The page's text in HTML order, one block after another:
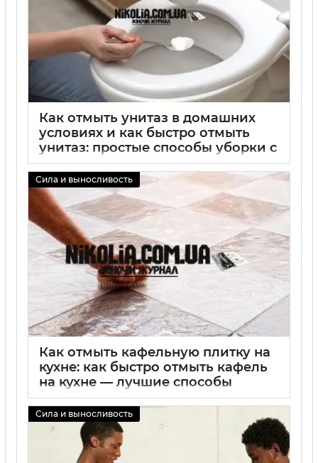
Как отмыть унитаз в домашних
условиях и как быстро отмыть
унитаз: простые способы уборки с
уксусом, содой и лимонной
кислотой
02 09 2025 0
Сила и выносливость
Как отмыть кафельную плитку на
кухне: как быстро отмыть кафель
на кухне — лучшие способы
очистки кафеля
02 09 2025 0
Сила и выносливость